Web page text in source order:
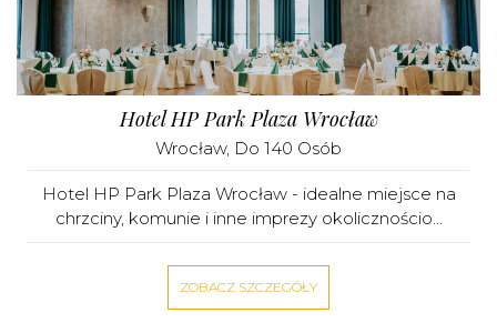
Hotel HP Park Plaza Wrocław
Wrocław, Do 140 Osób
Hotel HP Park Plaza Wrocław - idealne miejsce na
chrzciny, komunie i inne imprezy okolicznościo...
ZOBACZ SZCZEGÓŁY